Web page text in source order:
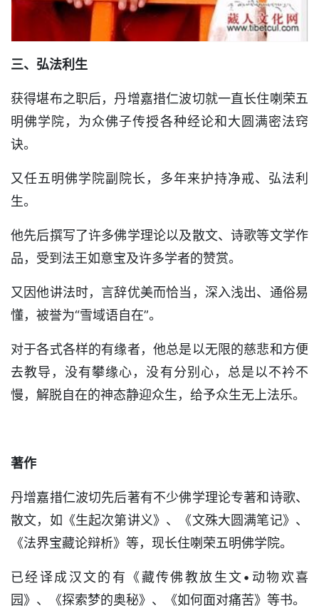
三、弘法利生
获得堪布之职后，丹增嘉措仁波切就一直长住喇荣五
明佛学院，为众佛子传授各种经论和大圆满密法窍
诀。
又任五明佛学院副院长，多年来护持净戒、弘法利
生。
他先后撰写了许多佛学理论以及散文、诗歌等文学作
品，受到法王如意宝及许多学者的赞赏。
又因他讲法时，言辞优美而恰当，深入浅出、通俗易
懂，被誉为“雪域语自在”。
对于各式各样的有缘者，他总是以无限的慈悲和方便
去教导，没有攀缘心，没有分别心，总是以不衿不
慢，解脱自在的神态静迎众生，给予众生无上法乐。
著作
丹增嘉措仁波切先后著有不少佛学理论专著和诗歌、
散文，如《生起次第讲义》、《文殊大圆满笔记》、
《法界宝藏论辩析》等，现长住喇荣五明佛学院。
已经译成汉文的有《藏传佛教放生文•动物欢喜
园》、《探索梦的奥秘》、《如何面对痛苦》等书。